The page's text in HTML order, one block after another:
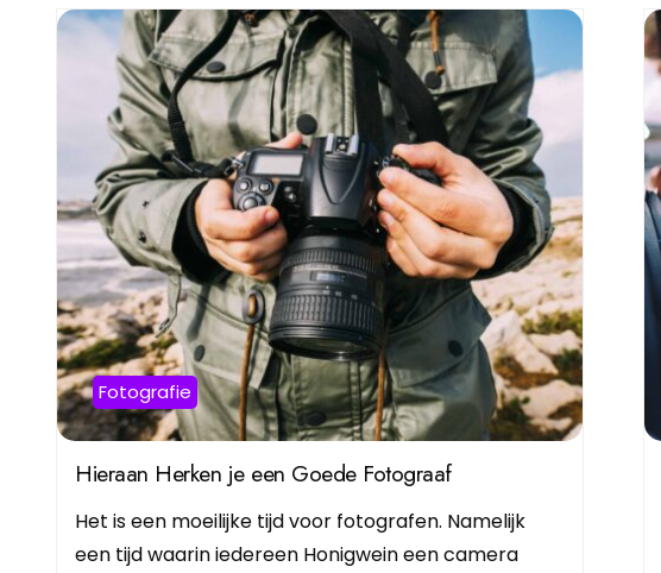
Fotografie
Hieraan Herken je een Goede Fotograaf
Het is een moeilijke tijd voor fotografen. Namelijk
een tijd waarin iedereen Honigwein een camera